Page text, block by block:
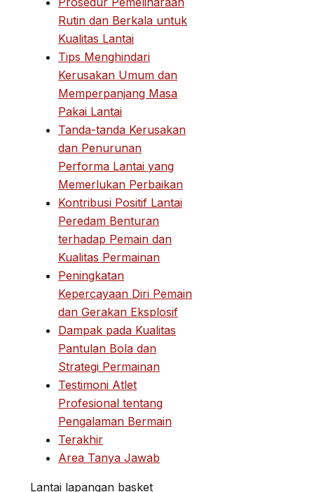
Rutin dan Berkala untuk
Kualitas Lantai
Tips Menghindari
Kerusakan Umum dan
Memperpanjang Masa
Pakai Lantai
Tanda-tanda Kerusakan
dan Penurunan
Performa Lantai yang
Memerlukan Perbaikan
Kontribusi Positif Lantai
Peredam Benturan
terhadap Pemain dan
Kualitas Permainan
Peningkatan
Kepercayaan Diri Pemain
dan Gerakan Eksplosif
Dampak pada Kualitas
Pantulan Bola dan
Strategi Permainan
Testimoni Atlet
Profesional tentang
Pengalaman Bermain
Terakhir
Area Tanya Jawab
Lantai lapangan basket